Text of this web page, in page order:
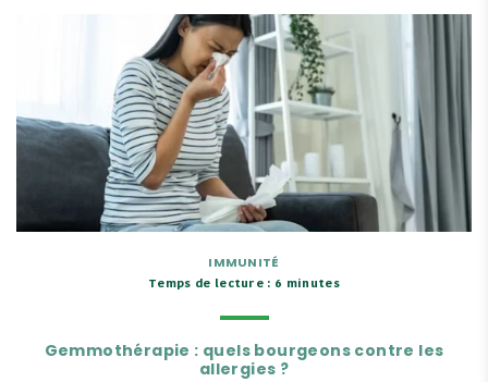
IMMUNITÉ
Temps de lecture : 6 minutes
Gemmothérapie : quels bourgeons contre les
allergies ?